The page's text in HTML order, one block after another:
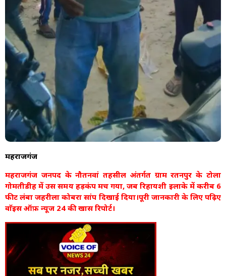
महराजगंज
महराजगंज जनपद के नौतनवां तहसील अंतर्गत ग्राम रतनपुर के टोला
गोमतीडीह में उस समय हड़कंप मच गया, जब रिहायशी इलाके में करीब 6
फीट लंबा जहरीला कोबरा सांप दिखाई दिया।पूरी जानकारी के लिए पढ़िए
वाॅइस ऑफ़ न्यूज 24 की खास रिपोर्ट।